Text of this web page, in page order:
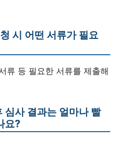
시 어떤 서류가 필요
류 등 필요한 서류를 제출해
심사 결과는 얼마나 빨
요?